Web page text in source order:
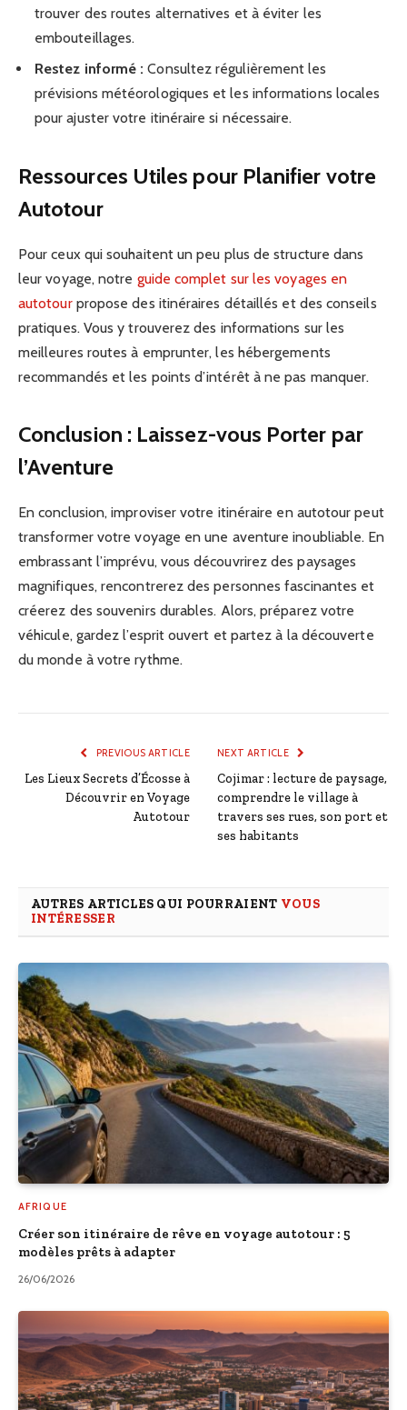
trouver des routes alternatives et à éviter les
embouteillages.
Restez informé : Consultez régulièrement les
prévisions météorologiques et les informations locales
pour ajuster votre itinéraire si nécessaire.
Ressources Utiles pour Planifier votre
Autotour
Pour ceux qui souhaitent un peu plus de structure dans
leur voyage, notre guide complet sur les voyages en
autotourpropose des itinéraires détaillés et des conseils
pratiques. Vous y trouverez des informations sur les
meilleures routes à emprunter, les hébergements
recommandés et les points d’intérêt à ne pas manquer.
Conclusion : Laissez-vous Porter par
l’Aventure
En conclusion, improviser votre itinéraire en autotour peut
transformer votre voyage en une aventure inoubliable. En
embrassant l’imprévu, vous découvrirez des paysages
magnifiques, rencontrerez des personnes fascinantes et
créerez des souvenirs durables. Alors, préparez votre
véhicule, gardez l’esprit ouvert et partez à la découverte
du monde à votre rythme.
PREVIOUS ARTICLE
Les Lieux Secrets d’Écosse à
Découvrir en Voyage
Autotour
NEXT ARTICLE
Cojimar : lecture de paysage,
comprendre le village à
travers ses rues, son port et
ses habitants
AUTRES ARTICLES QUI POURRAIENT VOUS
INTÉRESSER
AFRIQUE
Créer son itinéraire de rêve en voyage autotour : 5
modèles prêts à adapter
26/06/2026